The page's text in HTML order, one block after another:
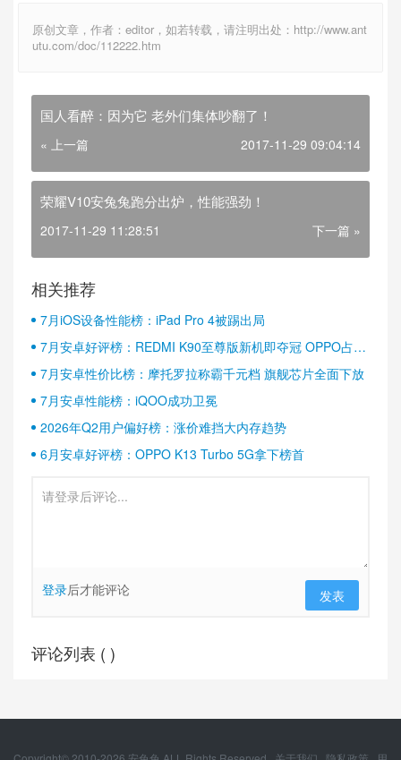
原创文章，作者：editor，如若转载，请注明出处：http://www.ant
utu.com/doc/112222.htm
国人看醉：因为它 老外们集体吵翻了！
« 上一篇 2017-11-29 09:04:14
荣耀V10安兔兔跑分出炉，性能强劲！
2017-11-29 11:28:51 下一篇 »
相关推荐
7月iOS设备性能榜：iPad Pro 4被踢出局
7月安卓好评榜：REDMI K90至尊版新机即夺冠 OPPO占据
半壁江山
7月安卓性价比榜：摩托罗拉称霸千元档 旗舰芯片全面下放
7月安卓性能榜：iQOO成功卫冕
2026年Q2用户偏好榜：涨价难挡大内存趋势
6月安卓好评榜：OPPO K13 Turbo 5G拿下榜首
登录后才能评论 发表
评论列表 ( )